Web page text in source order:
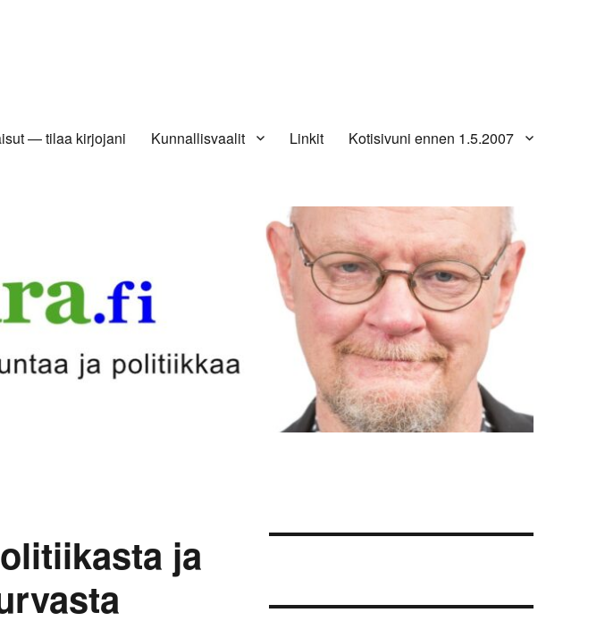
— tilaa kirjojani Kunnallisvaalit Linkit Kotisivuni ennen 1.5.2007
ja